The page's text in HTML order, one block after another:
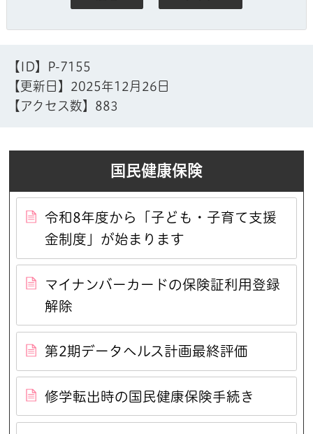
【ID】
P-7155
【更新日】 2025年12月26日
【アクセス数】 883
国民健康保険
令和8年度から「子ども・子育て支援
金制度」が始まります
マイナンバーカードの保険証利用登録
解除
第2期データヘルス計画最終評価
修学転出時の国民健康保険手続き